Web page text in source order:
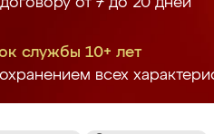
от 7 до 20 дней
службы 10+ лет
всех